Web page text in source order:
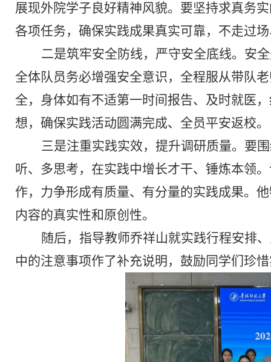
展现外院学子良好精神风貌。要坚持求真务
各项任务，确保实践成果真实可靠，不走过
二是筑牢安全防线，严守安全底线。安
全体队员务必增强安全意识，全程服从带队
全，身体如有不适第一时间报告、及时就医
想，确保实践活动圆满完成、全员平安返校。
三是注重实践实效，提升调研质量。要
听、多思考，在实践中增长才干、锤炼本领
作，力争形成有质量、有分量的实践成果。
内容的真实性和原创性。
随后，指导教师乔祥山就实践行程安排
中的注意事项作了补充说明，鼓励同学们珍